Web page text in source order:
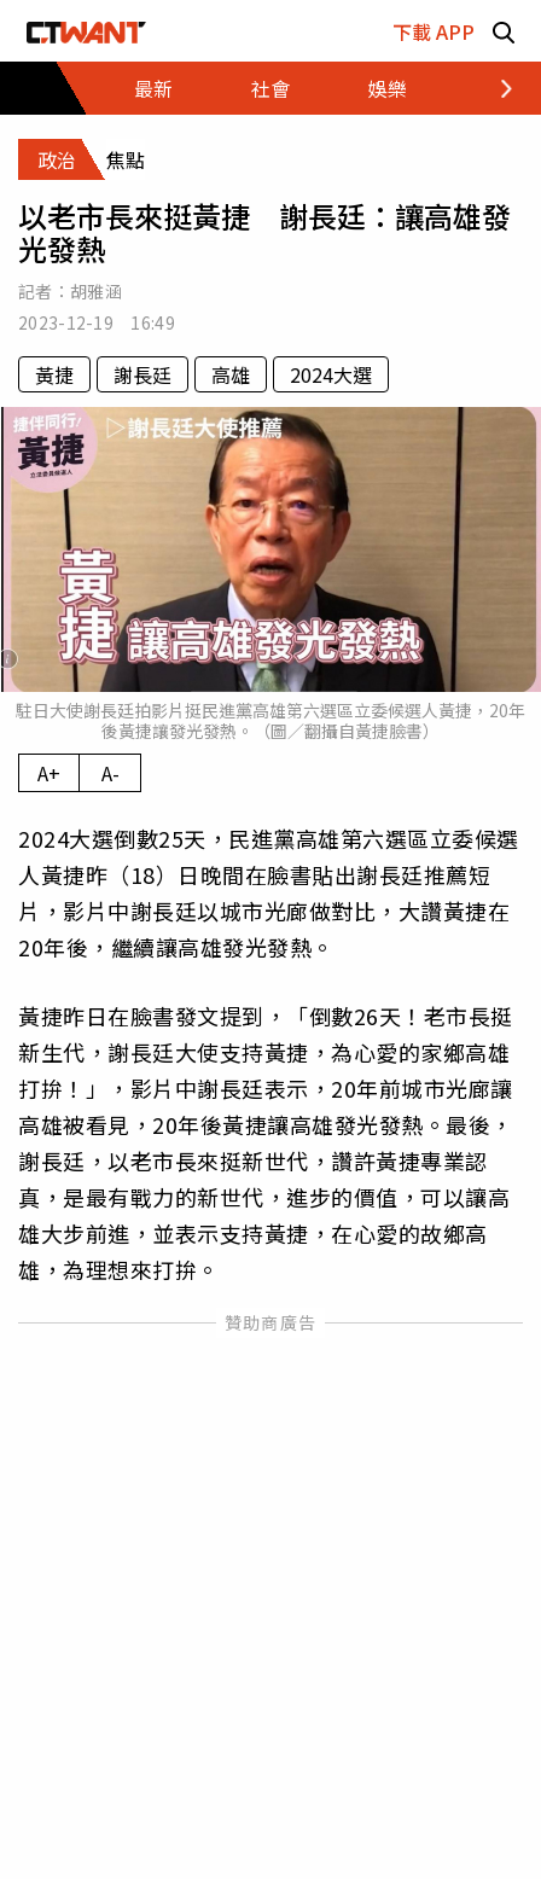
下載 APP
最新
社會 娛樂 財經
政治 焦點
以老市長來挺黃捷 謝長廷：讓高雄發
光發熱
記者： 胡雅涵
2023-12-19 16:49
黃捷 謝長廷 高雄 2024大選
駐日大使謝長廷拍影片挺民進黨高雄第六選區立委候選人黃捷，20年
後黃捷讓發光發熱。（圖／翻攝自黃捷臉書）
A+ A-
2024大選倒數25天，民進黨高雄第六選區立委候選
人黃捷昨（18）日晚間在臉書貼出謝長廷推薦短
片，影片中謝長廷以城市光廊做對比，大讚黃捷在
20年後，繼續讓高雄發光發熱。
黃捷昨日在臉書發文提到，「倒數26天！老市長挺
新生代，謝長廷大使支持黃捷，為心愛的家鄉高雄
打拚！」，影片中謝長廷表示，20年前城市光廊讓
高雄被看見，20年後黃捷讓高雄發光發熱。最後，
謝長廷，以老市長來挺新世代，讚許黃捷專業認
真，是最有戰力的新世代，進步的價值，可以讓高
雄大步前進，並表示支持黃捷，在心愛的故鄉高
雄，為理想來打拚。